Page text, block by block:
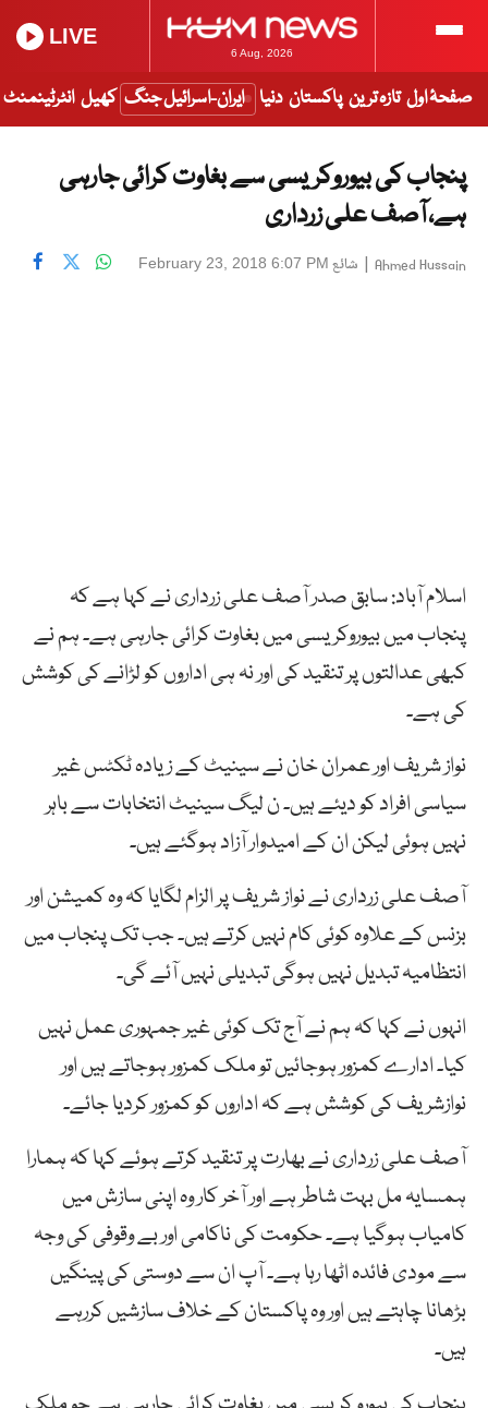
6 Aug, 2026
LIVE
صفحۂ اول تازہ ترین پاکستان دنیا ایران-اسرائیل جنگ کھیل انٹرٹینمنٹ
پنجاب کی بیوروکریسی سے بغاوت کرائی جارہی
ہے، آصف علی زرداری
Ahmed Hussain
| شائع February 23, 2018 6:07 PM
اسلام آباد: سابق صدر آصف علی زرداری نے کہا ہے کہ
پنجاب میں بیوروکریسی میں بغاوت کرائی جارہی ہے۔ ہم نے
کبھی عدالتوں پر تنقید کی اور نہ ہی اداروں کو لڑانے کی کوشش
کی ہے۔
نواز شریف اور عمران خان نے سینیٹ کے زیادہ ٹکٹس غیر
سیاسی افراد کو دیئے ہیں۔ ن لیگ سینیٹ انتخابات سے باہر
نہیں ہوئی لیکن ان کے امیدوار آزاد ہوگئے ہیں۔
آصف علی زرداری نے نواز شریف پر الزام لگایا کہ وہ کمیشن اور
بزنس کے علاوہ کوئی کام نہیں کرتے ہیں۔ جب تک پنجاب میں
انتظامیہ تبدیل نہیں ہوگی تبدیلی نہیں آئے گی۔
انہوں نے کہا کہ ہم نے آج تک کوئی غیر جمہوری عمل نہیں
کیا۔ ادارے کمزور ہوجائیں تو ملک کمزور ہوجاتے ہیں اور
نوازشریف کی کوشش ہے کہ اداروں کو کمزور کردیا جائے۔
آصف علی زرداری نے بھارت پر تنقید کرتے ہوئے کہا کہ ہمارا
ہمسایہ مل بہت شاطر ہے اور آخر کار وہ اپنی سازش میں
کامیاب ہوگیا ہے۔ حکومت کی ناکامی اور بے وقوفی کی وجہ
سے مودی فائدہ اٹھا رہا ہے۔ آپ ان سے دوستی کی پینگیں
بڑھانا چاہتے ہیں اور وہ پاکستان کے خلاف سازشیں کررہے
ہیں۔